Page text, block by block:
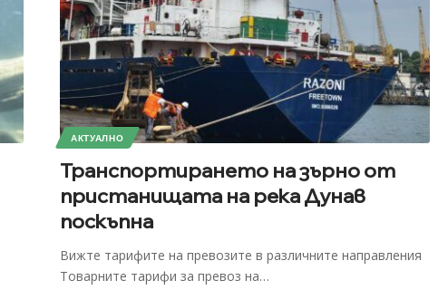
АКТУАЛНО
Транспортирането на зърно от
пристанищата на река Дунав
поскъпна
Вижте тарифите на превозите в различните направления
Товарните тарифи за превоз на…